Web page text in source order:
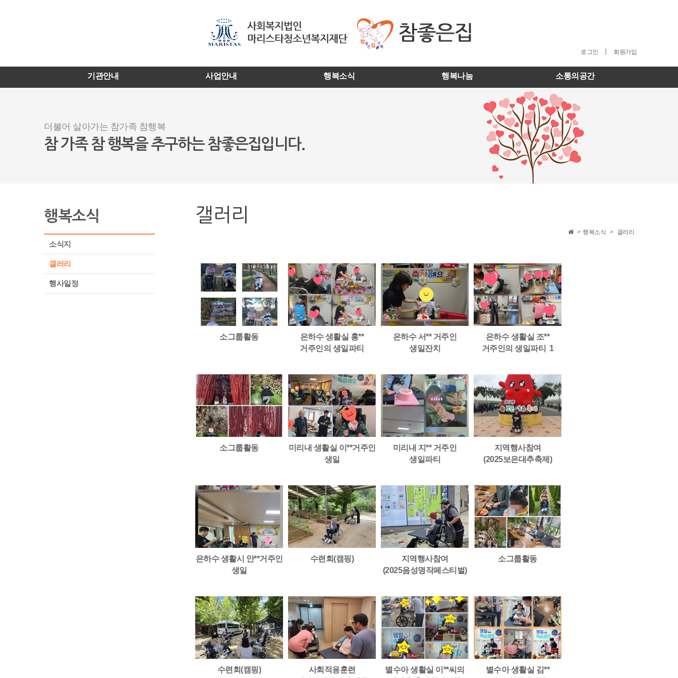
로그인 회원가입
기관안내 사업안내 행복소식 행복나눔 소통의공간
더불어 살아가는 참가족 참행복
참 가족 참 행복을 추구하는 참좋은집입니다.
행복소식
소식지
갤러리
행사일정
갤러리
> 행복소식 > 갤러리
소그룹활동
은하수 생활실 홍**
거주인의 생일파티
은하수 서** 거주인
생일잔치
은하수 생활실 조**
거주인의 생일파티
1
소그룹활동
미리내 생활실 이**거주인
생일
미리내 지** 거주인
생일파티
지역행사참여
(2025보은대추축제)
은하수 생활시 안**거주인
생일
수련회(캠핑)
지역행사참여
(2025음성명작페스티벌)
소그룹활동
수련회(캠핑)
사회적응훈련
별수아 생활실 이**씨의
별수아 생활실 김**